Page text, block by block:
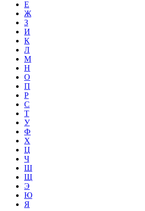
Е
Ж
З
И
К
Л
М
Н
О
П
Р
С
Т
У
Ф
Х
Ц
Ч
Ш
Щ
Э
Ю
Я